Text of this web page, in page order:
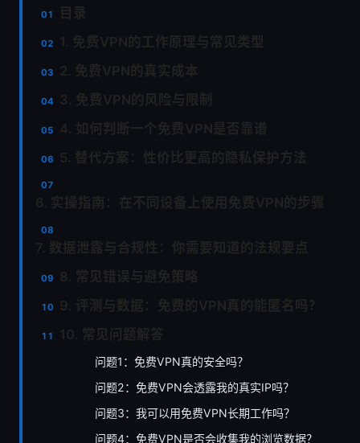
问题1：免费VPN真的安全吗？
问题2：免费VPN会透露我的真实IP吗？
问题3：我可以用免费VPN长期工作吗？
问题4：免费VPN是否会收集我的浏览数据？